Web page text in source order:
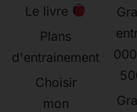
Le livre
Plans
d'entrainement
Choisir
mon